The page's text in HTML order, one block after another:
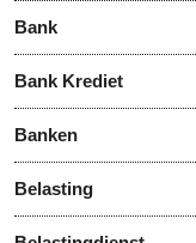
Bank
Bank Krediet
Banken
Belasting